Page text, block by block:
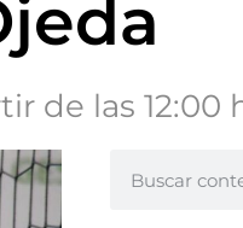
de las 12:00